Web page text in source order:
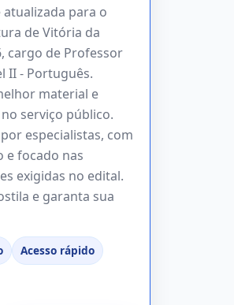
para o
de Vitória da
cargo de Professor
II - Português.
material e
serviço público.
especialistas, com
e focado nas
exigidas no edital.
e garanta sua
Acesso rápido